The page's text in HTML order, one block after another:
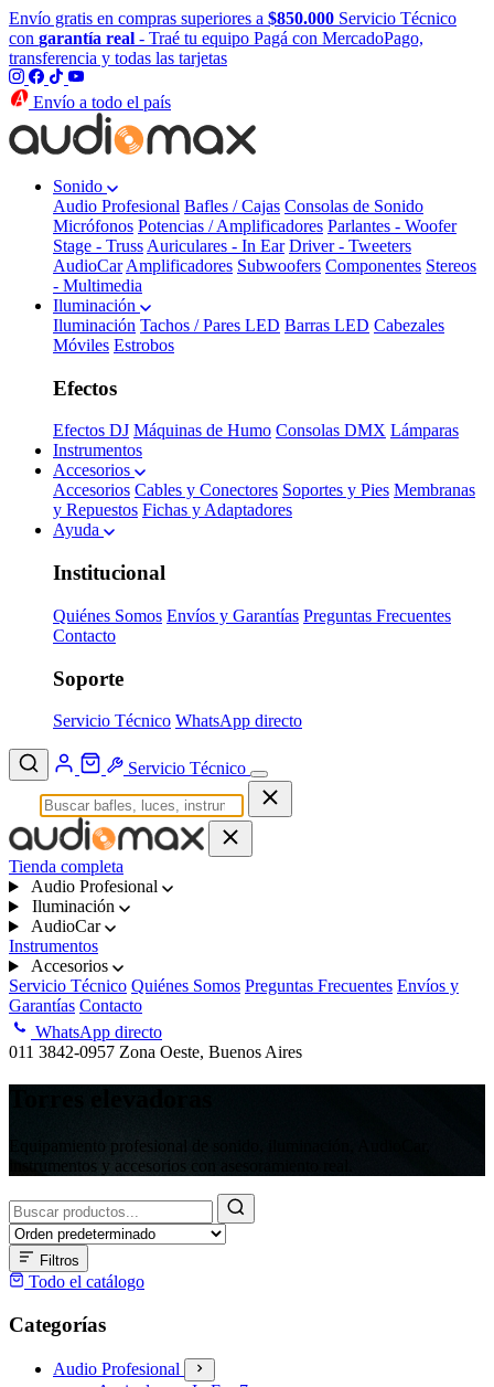
Envío gratis en compras superiores a $850.000 Servicio Técnico
con garantía real - Traé tu equipo Pagá con MercadoPago,
transferencia y todas las tarjetas
Envío a todo el país
Sonido
Audio Profesional Bafles / Cajas Consolas de Sonido
Micrófonos Potencias / Amplificadores Parlantes - Woofer
Stage - Truss Auriculares - In Ear Driver - Tweeters
AudioCar Amplificadores Subwoofers Componentes Stereos
- Multimedia
Iluminación
Iluminación Tachos / Pares LED Barras LED Cabezales
Móviles Estrobos
Efectos
Efectos DJ Máquinas de Humo Consolas DMX Lámparas
Instrumentos
Accesorios
Accesorios Cables y Conectores Soportes y Pies Membranas
y Repuestos Fichas y Adaptadores
Ayuda
Institucional
Quiénes Somos Envíos y Garantías Preguntas Frecuentes
Contacto
Soporte
Servicio Técnico WhatsApp directo
Servicio Técnico
Tienda completa
Audio Profesional
Iluminación
AudioCar
Instrumentos
Accesorios
Servicio Técnico Quiénes Somos Preguntas Frecuentes Envíos y
Garantías Contacto
WhatsApp directo
011 3842-0957 Zona Oeste, Buenos Aires
Equipamiento profesional de sonido, iluminación, AudioCar,
instrumentos y accesorios con asesoramiento real.
Buscar
productos
Filtros
Todo el catálogo
Categorías
Audio Profesional